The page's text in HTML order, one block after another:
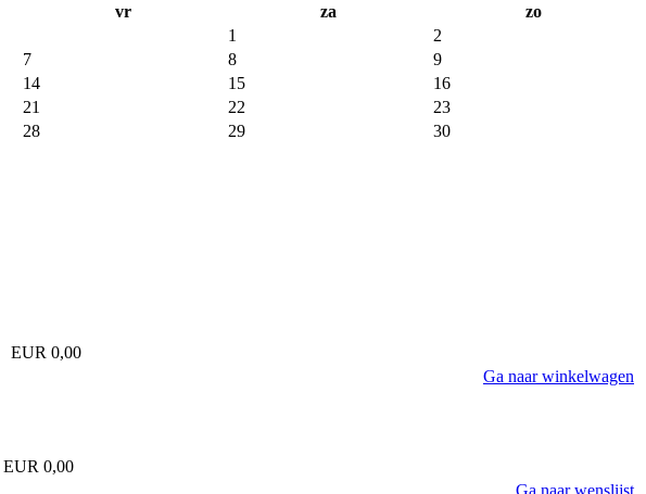
vr za
zo
1
2
7 8
9
14 15
16
21 22
23
28 29
30
EUR 0,00
Ga naar winkelwagen
EUR 0,00